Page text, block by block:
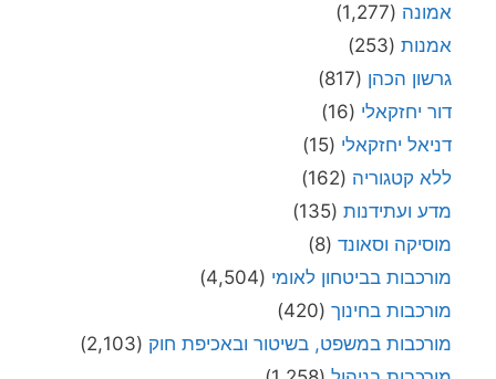
אמונה (1,277)
אמנות (253)
גרשון הכהן (817)
דור יחזקאלי (16)
דניאל יחזקאלי (15)
ללא קטגוריה (162)
מדע ועתידנות (135)
מוסיקה וסאונד (8)
מורכבות בביטחון לאומי (4,504)
מורכבות בחינוך (420)
מורכבות במשפט, בשיטור ובאכיפת חוק (2,103)